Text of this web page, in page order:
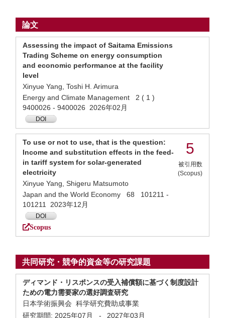
論文
Assessing the impact of Saitama Emissions
Trading Scheme on energy consumption
and economic performance at the facility
level
Xinyue Yang, Toshi H. Arimura
Energy and Climate Management 2 ( 1 )
9400026 - 9400026 2026年02月
DOI
To use or not to use, that is the question:
Income and substitution effects in the feed-
in tariff system for solar-generated
electricity
Xinyue Yang, Shigeru Matsumoto
Japan and the World Economy 68 101211 -
101211 2023年12月
DOI
Scopus
5
被引用数
(Scopus)
共同研究・競争的資金等の研究課題
ディマンド・リスポンスの受入補償額に基づく制度設計
ための電力需要家の選好調査研究
日本学術振興会 科学研究費助成事業
研究期間: 2025年07月 - 2027年03月